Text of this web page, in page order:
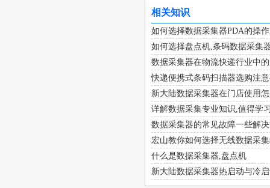
相关知识
如何选择数据采集器PDA的操
如何选择盘点机,条码数据采集
数据采集器在物流快递行业中
快递便携式条码扫描器选购注
新大陆数据采集器在门店使用
详解数据采集专业知识,值得学
数据采集器的常见故障一些解
宏山教你如何选择无线数据采
什么是数据采集器,盘点机
新大陆数据采集器热启动与冷